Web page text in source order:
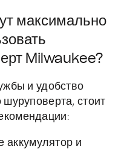
максимально
Milwaukee?
и удобство
шуруповерта, стоит
аккумулятор и